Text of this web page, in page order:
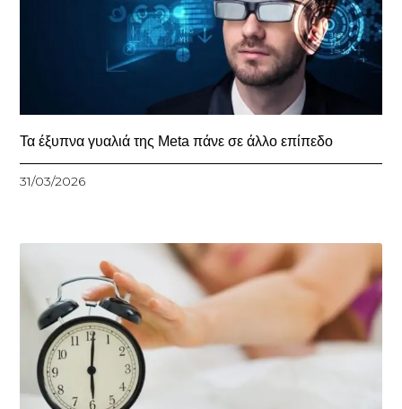
Τα έξυπνα γυαλιά της Meta πάνε σε άλλο επίπεδο
31/03/2026